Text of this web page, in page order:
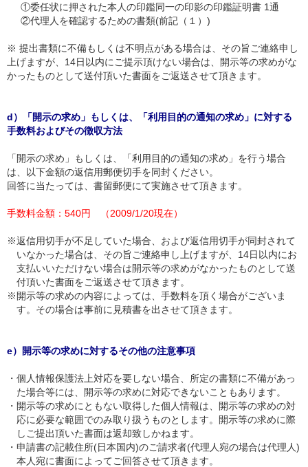
①委任状に押された本人の印鑑同一の印影の印鑑証明書 1通
②代理人を確認するための書類(前記（１）)
※ 提出書類に不備もしくは不明点がある場合は、その旨ご連絡申し
上げますが、14日以内にご提示頂けない場合は、開示等の求めがな
かったものとして送付頂いた書面をご返送させて頂きます。
d）「開示の求め」もしくは、「利用目的の通知の求め」に対する
手数料およびその徴収方法
「開示の求め」もしくは、「利用目的の通知の求め」を行う場合
は、以下金額の返信用郵便切手を同封ください。
回答に当たっては、書留郵便にて実施させて頂きます。
手数料金額：540円 （2009/1/20現在）
※返信用切手が不足していた場合、および返信用切手が同封されて
いなかった場合は、その旨ご連絡申し上げますが、14日以内にお
支払いいただけない場合は開示等の求めがなかったものとして送
付頂いた書面をご返送させて頂きます。
※開示等の求めの内容によっては、手数料を頂く場合がございま
す。その場合は事前に見積書を出させて頂きます。
e）開示等の求めに対するその他の注意事項
・ 個人情報保護法上対応を要しない場合、所定の書類に不備があっ
た場合等には、開示等の求めに対応できないこともあります。
・ 開示等の求めにともない取得した個人情報は、開示等の求めの対
応に必要な範囲でのみ取り扱うものとします。開示等の求めに際
しご提出頂いた書面は返却致しかねます。
・ 申請書の記載住所(日本国内)のご請求者(代理人宛の場合は代理人)
本人宛に書面によってご回答させて頂きます。